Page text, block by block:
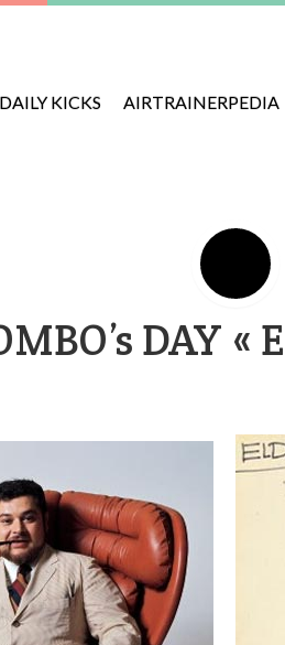
DAILY KICKS AIRTRAINERPEDIA
DAY «